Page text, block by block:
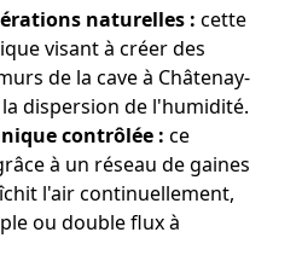
naturelles : cette
visant à créer des
de la cave à Châtenay-
dispersion de l'humidité.
contrôlée : ce
à un réseau de gaines
l'air continuellement,
ou double flux à